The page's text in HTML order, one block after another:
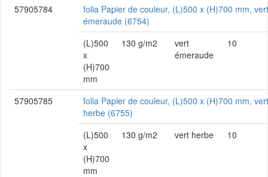
57905784
folia Papier de couleur, (L)500 x (H)700 mm, vert
émeraude (6754)
(L)500
x
(H)700
mm
130 g/m2
vert
émeraude
10
57905785
folia Papier de couleur, (L)500 x (H)700 mm, vert
herbe (6755)
(L)500
x
(H)700
mm
130 g/m2 vert herbe 10